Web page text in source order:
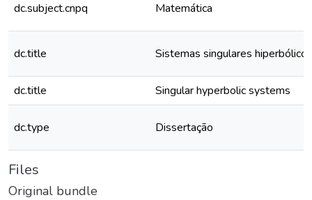
dc.subject.cnpq Matemática
dc.title Sistemas singulares hiperbólicos
dc.title Singular hyperbolic systems
dc.type Dissertação
Files
Original bundle